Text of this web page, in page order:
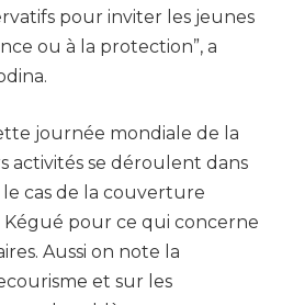
pour inviter les jeunes
ou à la protection”, a
journée mondiale de la
activités se déroulent dans
le cas de la couverture
Kégué pour ce qui concerne
Aussi on note la
et sur les